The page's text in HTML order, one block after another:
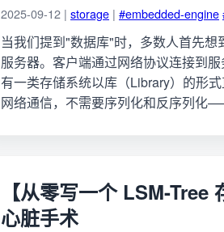
2025-09-12 | storage | #embedded-engine
当我们提到"数据库"时，多数人首先
服务器。客户端通过网络协议连接到
有一类存储系统以库（Library）的形
网络通信，不需要序列化和反序列
【从零写一个 LSM-
心脏手术